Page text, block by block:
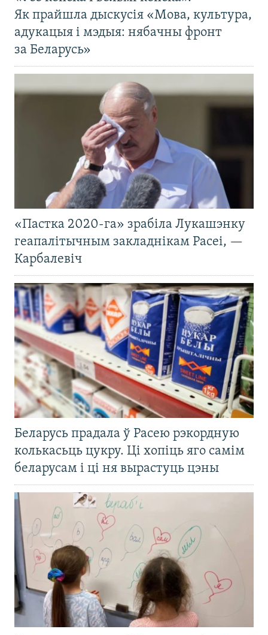
Як прайшла дыскусія «Мова, культура,
адукацыя і мэдыя: нябачны фронт
за Беларусь»
«Пастка 2020-га» зрабіла Лукашэнку
геапалітычным закладнікам Расеі, —
Карбалевіч
Беларусь прадала ў Расею рэкордную
колькасьць цукру. Ці хопіць яго самім
беларусам і ці ня вырастуць цэны